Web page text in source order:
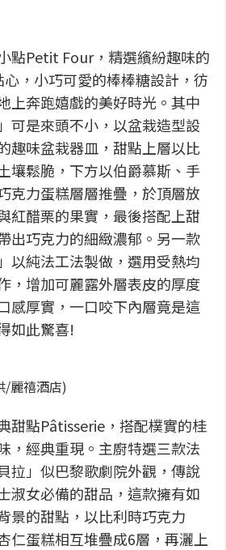
點Petit Four，精選繽紛趣味的
，小巧可愛的棒棒糖設計，彷
上奔跑嬉戲的美好時光。其中
可是來頭不小，以盆栽造型設
趣味盆栽器皿，甜點上層以比
壤鬆脆，下方以伯爵慕斯、手
克力蛋糕層層推疊，於頂層放
紅醋栗的果實，最後搭配上甜
出巧克力的細緻濃郁。另一款
以純法工法製做，選用受熱均
，增加可麗露外層表皮的厚度
感厚實，一口咬下內層竟是這
如此驚喜!
/麗禧酒店)
甜點Pâtisserie，搭配樸實的桂
，經典重現。主廚特選三款法
拉」似巴黎歌劇院外觀，傳說
淑女必備的甜品，這款擁有如
景的甜點，以比利時巧克力
仁蛋糕相互堆疊成6層，再灑上